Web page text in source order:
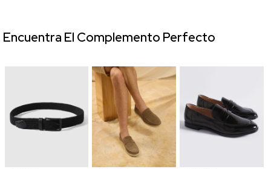
Encuentra El Complemento Perfecto